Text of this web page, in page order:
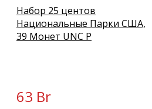
Набор 25 центов
Национальные Парки США,
39 Монет UNC P
63 Br